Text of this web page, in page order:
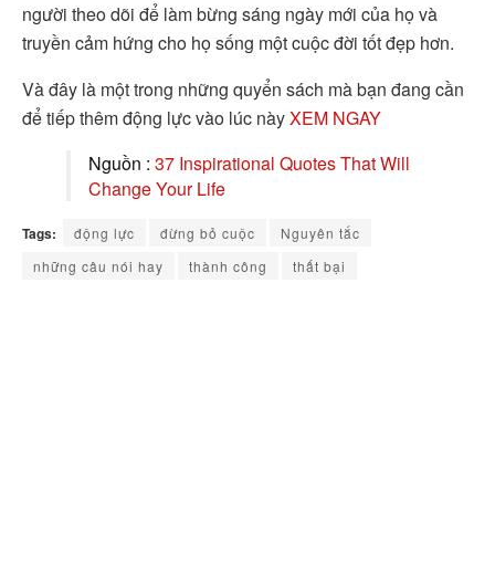
người theo dõi để làm bừng sáng ngày mới của họ và
truyền cảm hứng cho họ sống một cuộc đời tốt đẹp hơn.
Và đây là một trong những quyển sách mà bạn đang cần
để tiếp thêm động lực vào lúc nàyXEM NGAY
Nguồn : 37 Inspirational Quotes That Will
Change Your Life
Tags: động lực đừng bỏ cuộc
Nguyên tắc
những câu nói hay
thành công thất bại